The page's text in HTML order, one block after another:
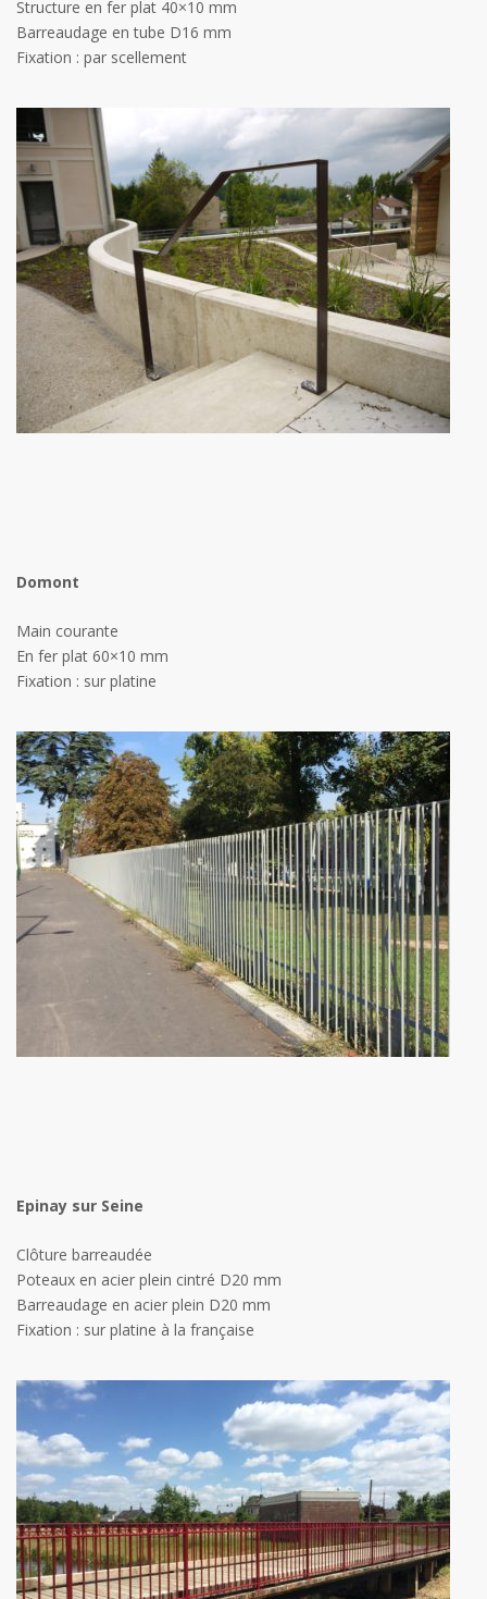
Structure en fer plat 40×10 mm
Barreaudage en tube D16 mm
Fixation : par scellement
Domont
Main courante
En fer plat 60×10 mm
Fixation : sur platine
Epinay sur Seine
Clôture barreaudée
Poteaux en acier plein cintré D20 mm
Barreaudage en acier plein D20 mm
Fixation : sur platine à la française